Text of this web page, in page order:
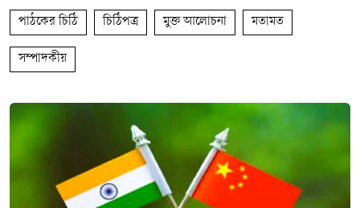
পাঠকের চিঠি চিঠিপত্র মুক্ত আলোচনা মতামত
সম্পাদকীয়